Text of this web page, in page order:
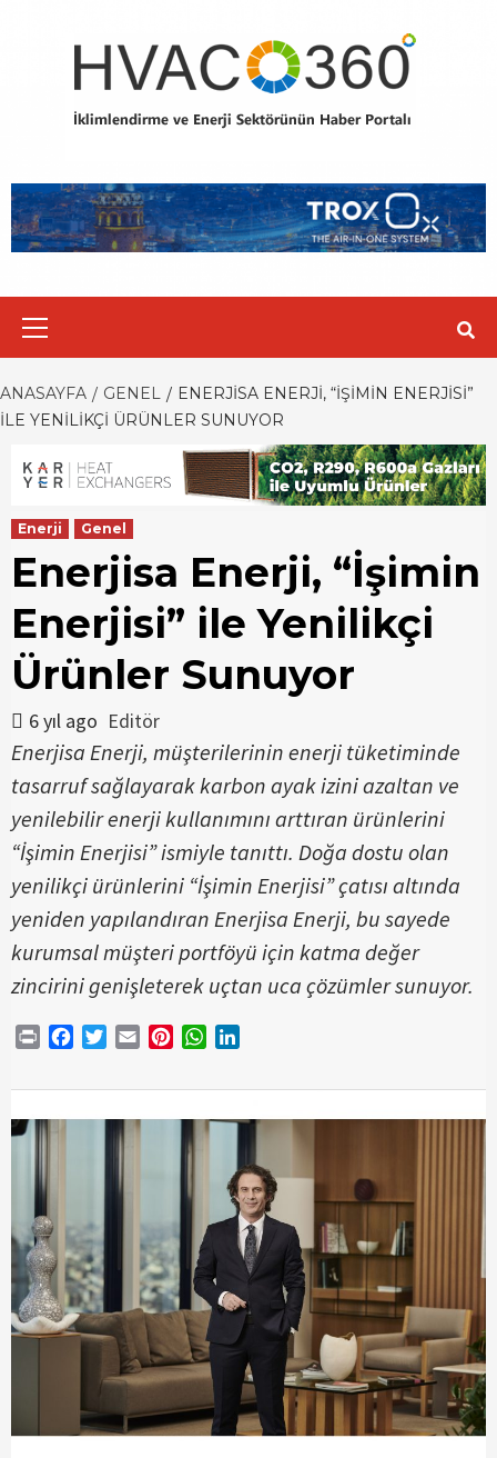
ANASAYFA GENEL
ENERJISA ENERJI, “İŞIMIN ENERJISI”
ILE YENILIKÇI ÜRÜNLER SUNUYOR
Enerji Genel
Enerjisa Enerji, “İşimin
Enerjisi” ile Yenilikçi
Ürünler Sunuyor
6 yıl ago Editör
Enerjisa Enerji, müşterilerinin enerji tüketiminde
tasarruf sağlayarak karbon ayak izini azaltan ve
yenilebilir enerji kullanımını arttıran ürünlerini
“İşimin Enerjisi” ismiyle tanıttı. Doğa dostu olan
yenilikçi ürünlerini “İşimin Enerjisi” çatısı altında
yeniden yapılandıran Enerjisa Enerji, bu sayede
kurumsal müşteri portföyü için katma değer
zincirini genişleterek uçtan uca çözümler sunuyor.
Print FacebookTwitterEmail PinterestWhatsApp